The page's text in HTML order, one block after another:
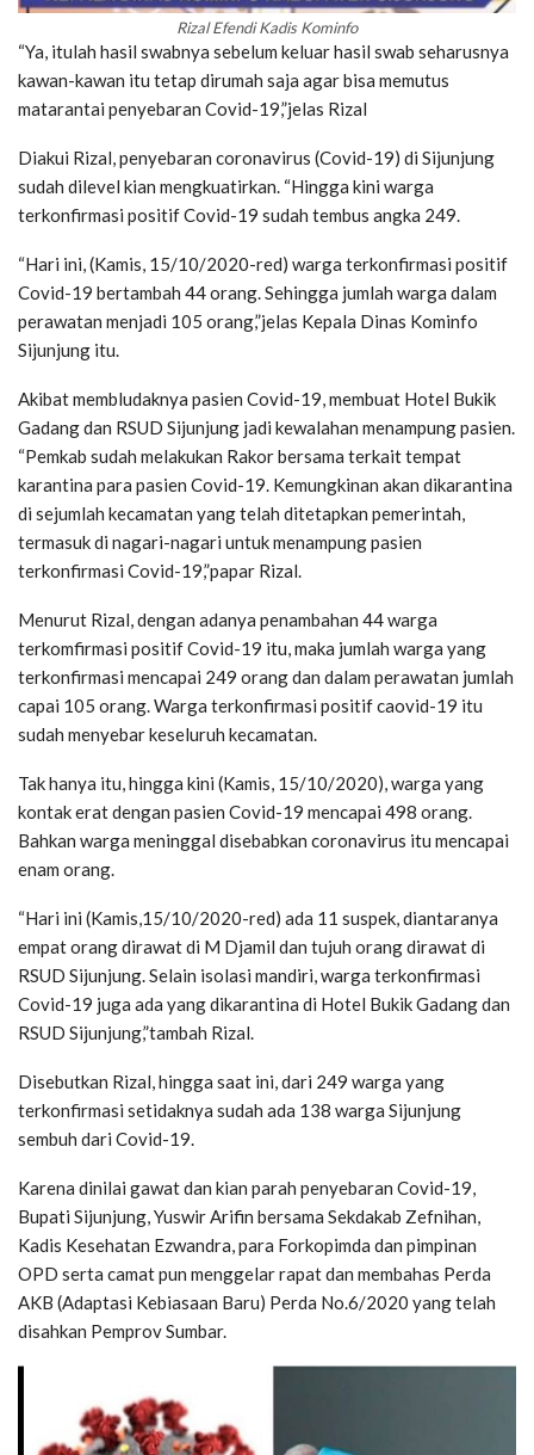
Rizal Efendi Kadis Kominfo
“Ya, itulah hasil swabnya sebelum keluar hasil swab seharusnya
kawan-kawan itu tetap dirumah saja agar bisa memutus
matarantai penyebaran Covid-19,”jelas Rizal
Diakui Rizal, penyebaran coronavirus (Covid-19) di Sijunjung
sudah dilevel kian mengkuatirkan. “Hingga kini warga
terkonfirmasi positif Covid-19 sudah tembus angka 249.
“Hari ini, (Kamis, 15/10/2020-red) warga terkonfirmasi positif
Covid-19 bertambah 44 orang. Sehingga jumlah warga dalam
perawatan menjadi 105 orang,”jelas Kepala Dinas Kominfo
Sijunjung itu.
Akibat membludaknya pasien Covid-19, membuat Hotel Bukik
Gadang dan RSUD Sijunjung jadi kewalahan menampung pasien.
“Pemkab sudah melakukan Rakor bersama terkait tempat
karantina para pasien Covid-19. Kemungkinan akan dikarantina
di sejumlah kecamatan yang telah ditetapkan pemerintah,
termasuk di nagari-nagari untuk menampung pasien
terkonfirmasi Covid-19,”papar Rizal.
Menurut Rizal, dengan adanya penambahan 44 warga
terkomfirmasi positif Covid-19 itu, maka jumlah warga yang
terkonfirmasi mencapai 249 orang dan dalam perawatan jumlah
capai 105 orang. Warga terkonfirmasi positif caovid-19 itu
sudah menyebar keseluruh kecamatan.
Tak hanya itu, hingga kini (Kamis, 15/10/2020), warga yang
kontak erat dengan pasien Covid-19 mencapai 498 orang.
Bahkan warga meninggal disebabkan coronavirus itu mencapai
enam orang.
“Hari ini (Kamis,15/10/2020-red) ada 11 suspek, diantaranya
empat orang dirawat di M Djamil dan tujuh orang dirawat di
RSUD Sijunjung. Selain isolasi mandiri, warga terkonfirmasi
Covid-19 juga ada yang dikarantina di Hotel Bukik Gadang dan
RSUD Sijunjung,”tambah Rizal.
Disebutkan Rizal, hingga saat ini, dari 249 warga yang
terkonfirmasi setidaknya sudah ada 138 warga Sijunjung
sembuh dari Covid-19.
Karena dinilai gawat dan kian parah penyebaran Covid-19,
Bupati Sijunjung, Yuswir Arifin bersama Sekdakab Zefnihan,
Kadis Kesehatan Ezwandra, para Forkopimda dan pimpinan
OPD serta camat pun menggelar rapat dan membahas Perda
AKB (Adaptasi Kebiasaan Baru) Perda No.6/2020 yang telah
disahkan Pemprov Sumbar.